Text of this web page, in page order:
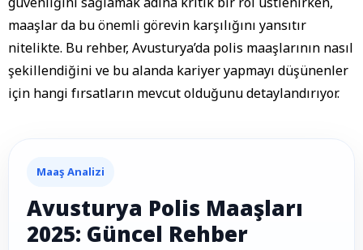
maaşlar da bu önemli görevin karşılığını yansıtır
nitelikte. Bu rehber, Avusturya’da polis maaşlarının nasıl
şekillendiğini ve bu alanda kariyer yapmayı düşünenler
için hangi fırsatların mevcut olduğunu detaylandırıyor.
Maaş Analizi
Avusturya Polis Maaşları
2025: Güncel Rehber